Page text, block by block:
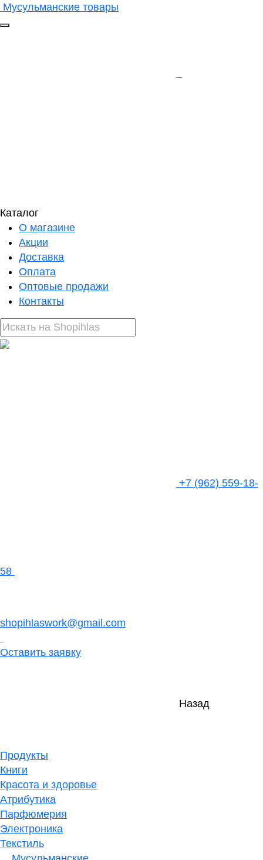
Мусульманские товары
Каталог
О магазине
Акции
Доставка
Оплата
Оптовые продажи
Контакты
+7 (962) 559-18-
58
shopihlaswork@gmail.com
Оставить заявку
Назад
Продукты
Книги
Красота и здоровье
Атрибутика
Парфюмерия
Электроника
Текстиль